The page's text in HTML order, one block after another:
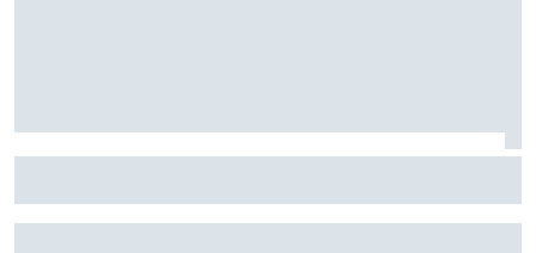
موتو جي بي: فرنانديز يحقق فوزًا كاسحًا ومارتين يعزز